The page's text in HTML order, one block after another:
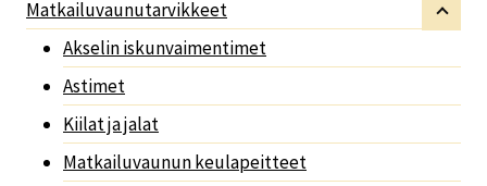
Matkailuvaunutarvikkeet
Akselin iskunvaimentimet
Astimet
Kiilat ja jalat
Matkailuvaunun keulapeitteet